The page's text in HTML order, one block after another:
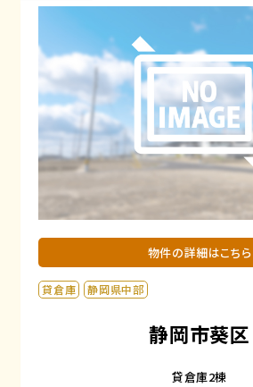
物件の詳細はこちら
貸倉庫 静岡県中部
静岡市葵区
貸倉庫2棟